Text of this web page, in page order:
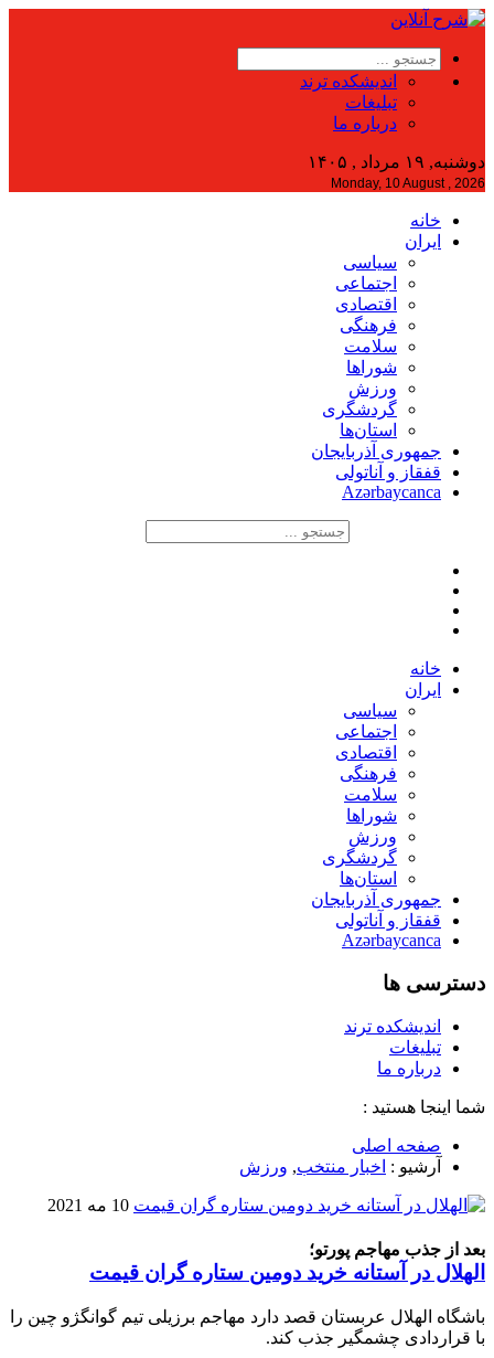
اندیشکده ترند
تبلیغات
درباره ما
دوشنبه, ۱۹ مرداد , ۱۴۰۵
Monday, 10 August , 2026
خانه
ایران
سیاسی
اجتماعی
اقتصادی
فرهنگی
سلامت
شوراها
ورزش
گردشگری
استان‌ها
جمهوری آذربایجان
قفقاز و آناتولی
Azərbaycanca
خانه
ایران
سیاسی
اجتماعی
اقتصادی
فرهنگی
سلامت
شوراها
ورزش
گردشگری
استان‌ها
جمهوری آذربایجان
قفقاز و آناتولی
Azərbaycanca
دسترسی ها
اندیشکده ترند
تبلیغات
درباره ما
شما اینجا هستید :
صفحه اصلی
آرشیو : اخبار منتخب, ورزش
10 مه 2021
بعد از جذب مهاجم پورتو؛
الهلال در آستانه خرید دومین ستاره گران قیمت
باشگاه الهلال عربستان قصد دارد مهاجم برزیلی تیم گوانگژو چین را
با قراردادی چشمگیر جذب کند.